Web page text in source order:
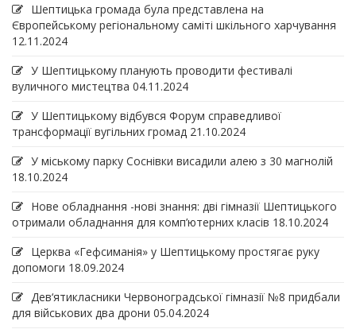
Шептицька громада була представлена на
Європейському регіональному саміті шкільного харчування
12.11.2024
У Шептицькому планують проводити фестивалі
вуличного мистецтва 04.11.2024
У Шептицькому відбувся Форум справедливої
трансформації вугільних громад 21.10.2024
У міському парку Соснівки висадили алею з 30 магнолій
18.10.2024
Нове обладнання -нові знання: дві гімназії Шептицького
отримали обладнання для комп’ютерних класів 18.10.2024
Церква «Гефсиманія» у Шептицькому простягає руку
допомоги 18.09.2024
Дев‘ятикласники Червоноградської гімназії №8 придбали
для військових два дрони 05.04.2024